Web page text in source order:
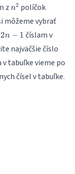
zn^2
n2 políčok
môžeme vybrať
2n-
2n − 1 číslam v
najväčšie číslo
tabuľke vieme po
čísel v tabuľke.